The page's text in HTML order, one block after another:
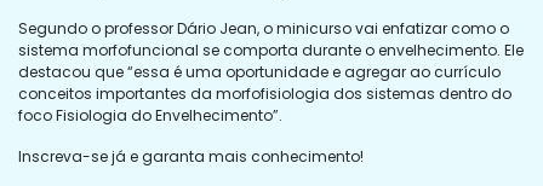
Segundo o professor Dário Jean, o minicurso vai enfatizar como o
sistema morfofuncional se comporta durante o envelhecimento. Ele
destacou que “essa é uma oportunidade e agregar ao currículo
conceitos importantes da morfofisiologia dos sistemas dentro do
foco Fisiologia do Envelhecimento”.
Inscreva-se já e garanta mais conhecimento!